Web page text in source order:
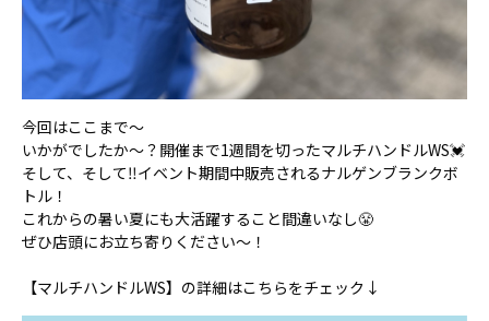
今回はここまで～
いかがでしたか～？開催まで1週間を切ったマルチハンドルWS💓
そして、そして‼イベント期間中販売されるナルゲンブランクボ
トル！
これからの暑い夏にも大活躍すること間違いなし😤
ぜひ店頭にお立ち寄りください～！
【マルチハンドルWS】の詳細はこちらをチェック↓